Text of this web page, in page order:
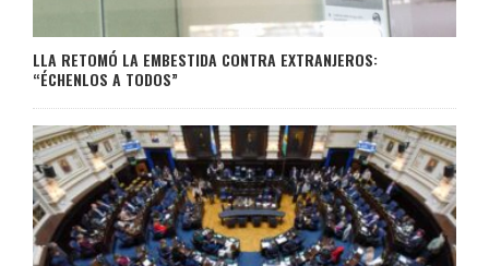
LLA RETOMÓ LA EMBESTIDA CONTRA EXTRANJEROS:
“ÉCHENLOS A TODOS”